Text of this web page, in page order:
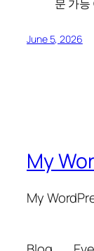
문 가능
June 5, 2026
My
My